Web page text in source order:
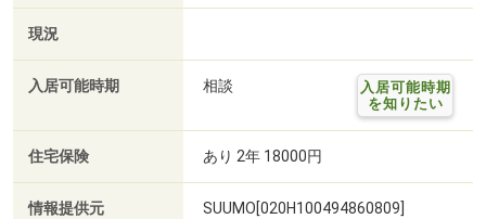
現況
入居可能時期 相談
入居可能時期
を知りたい
住宅保険 あり 2年 18000円
情報提供元 SUUMO[020H100494860809]